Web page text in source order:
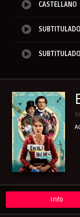
CASTELLANO
SUBTITULADO
SUBTITULADO
Info